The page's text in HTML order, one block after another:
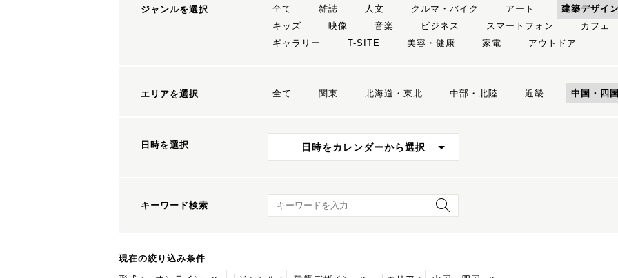
ジャンルを選択 全て 雑誌 人文 クルマ・バイク アート 建築デザイン
キッズ
映像 音楽 ビジネス スマートフォン カフェ
ギャラリー
T-SITE 美容・健康 家電 アウトドア
エリアを選択 全て 関東 北海道・東北 中部・北陸 近畿 中国・四国
日時を選択 日時をカレンダーから選択
キーワード検索 キーワード検索
現在の絞り込み条件